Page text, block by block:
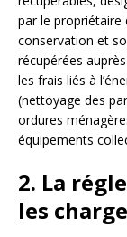
par le propriétaire
conservation et
récupérées
les frais liés à
(nettoyage des
ordures
équipements
2. La
les